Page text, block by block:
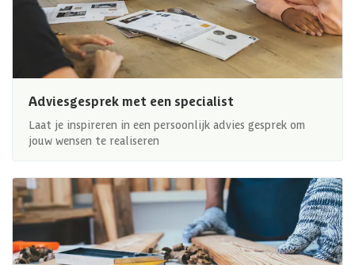
Adviesgesprek met een specialist
Laat je inspireren in een persoonlijk advies gesprek om
jouw wensen te realiseren